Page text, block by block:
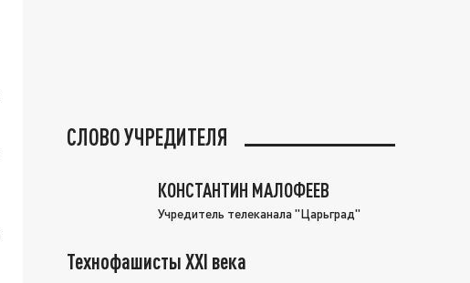
СЛОВО УЧРЕДИТЕЛЯ
КОНСТАНТИН МАЛОФЕЕВ
Учредитель телеканала "Царьград"
Технофашисты XXI века